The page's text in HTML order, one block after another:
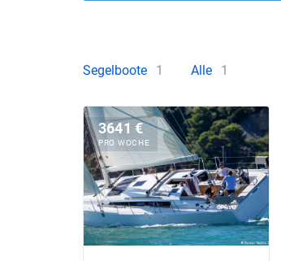
Segelboote 1 Alle 1
3641 €
PRO WOCHE